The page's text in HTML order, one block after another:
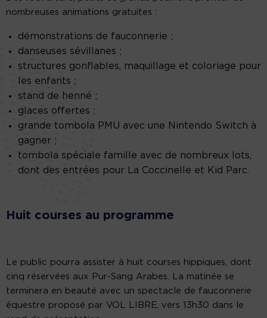
nombreuses animations gratuites :
démonstrations de fauconnerie ;
danseuses sévillanes ;
structures gonflables, maquillage et coloriage pour
les enfants ;
stand de henné ;
glaces offertes ;
grande tombola PMU avec une Nintendo Switch à
gagner ;
tombola spéciale famille avec de nombreux lots,
dont des entrées pour La Coccinelle et Kid Parc.
Huit courses au programme
Le public pourra assister à huit courses hippiques, dont
cinq réservées aux Pur-Sang Arabes. La matinée se
terminera en beauté avec un spectacle de fauconnerie
équestre proposé par VOL LIBRE, vers 13h30 dans le